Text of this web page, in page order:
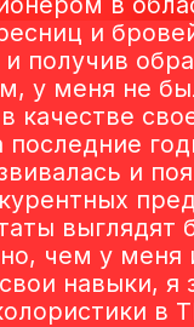
цвета, и если
перед нами
волосы теплого
каштанового
добавим красный
цвет
цвету
когда перед нами
с седыми
мы добавим
дозу
цветов, чтобы
желаемого оттенка